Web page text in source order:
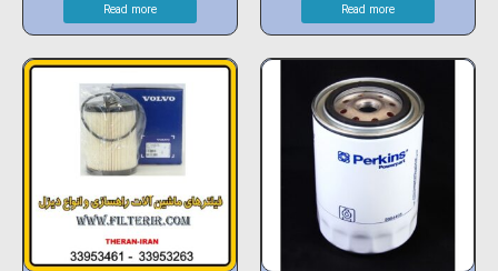
Read more
Read more